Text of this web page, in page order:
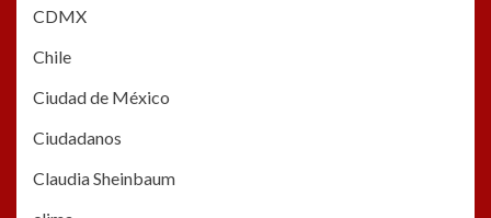
CDMX
Chile
Ciudad de México
Ciudadanos
Claudia Sheinbaum